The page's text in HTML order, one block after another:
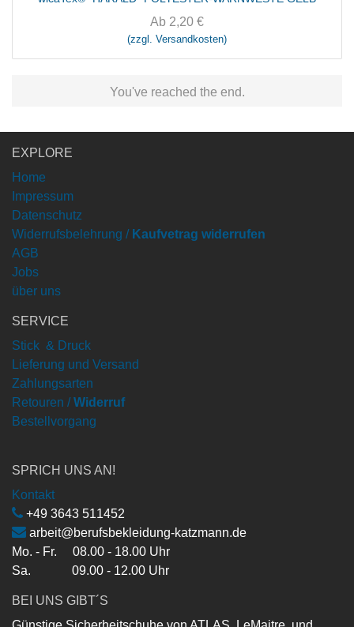
Ab 2,20 €
(zzgl. Versandkosten)
You've reached the end.
EXPLORE
Home
Impressum
Datenschutz
Widerrufsbelehrung / Kaufvetrag widerrufen
AGB
Jobs
über uns
SERVICE
Stick & Druck
Lieferung und Versand
Zahlungsarten
Retouren / Widerruf
Bestellvorgang
SPRICH UNS AN!
Kontakt
+49 3643 511452
arbeit@berufsbekleidung-katzmann.de
Mo. - Fr. 08.00 - 18.00 Uhr
Sa. 09.00 - 12.00 Uhr
BEI UNS GIBT´S